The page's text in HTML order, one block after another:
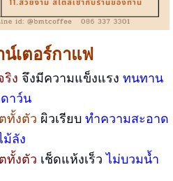
น์เตอร์กาแฟ
ริง จึงมีความแข็งแรง ทนทาน
าว์น
ทั้งตัว ผิวเรียบ ทำความสะอาด
ม้ลัง
ทั้งตัว เช็ดแห้งเร็วไม่บวมน้ำ